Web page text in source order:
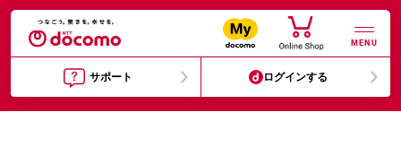
MENU
サポート ログインする